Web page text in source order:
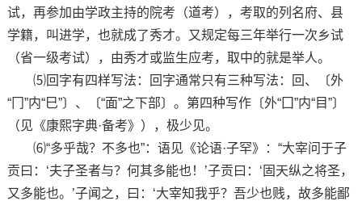
试，再参加由学政主持的院考（道考），考取的列名府、县
学籍，叫进学，也就成了秀才。又规定每三年举行一次乡试
（省一级考试），由秀才或监生应考，取中的就是举人。
⑸回字有四样写法：回字通常只有三种写法：回、〔外
“冂”内“巳”〕、〔“面”之下部〕。第四种写作〔外“囗”内“目”〕
（见《康熙字典·备考》），极少见。
⑹“多乎哉？不多也”：语见《论语·子罕》：“大宰问于子
贡曰：‘夫子圣者与？何其多能也！’子贡曰：‘固天纵之将圣，
又多能也。’子闻之，曰：‘大宰知我乎？吾少也贱，故多能鄙